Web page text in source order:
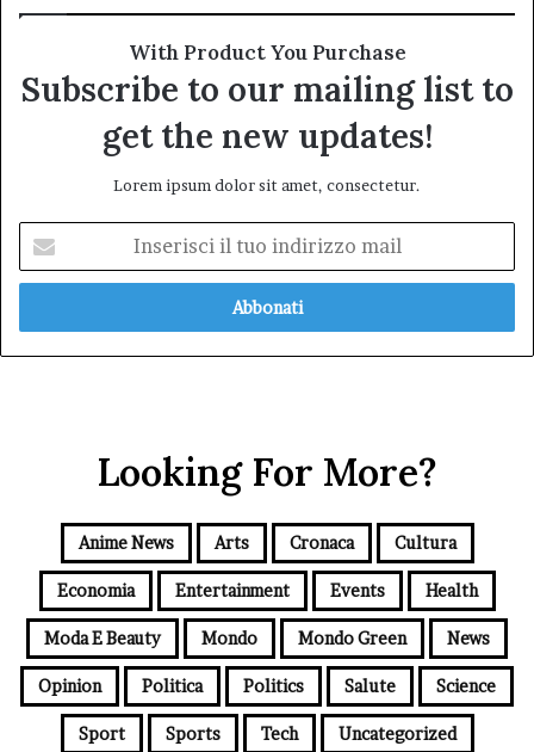
With Product You Purchase
Subscribe to our mailing list to
get the new updates!
Lorem ipsum dolor sit amet, consectetur.
tuo
mail
Looking For More?
Anime News Arts Cronaca Cultura
Economia Entertainment Events Health
Moda E Beauty Mondo Mondo Green News
Opinion Politica Politics Salute Science
Sport Sports Tech Uncategorized